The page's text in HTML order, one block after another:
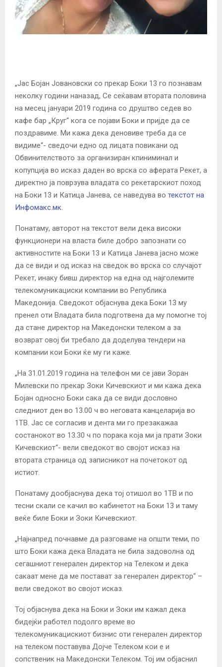
„Јас Бојан Јовановски со прекар Боки 13 го познавам
неколку години наназад, Се сеќавам втората половина
на месец јануари 2019 година со друштво седев во
кафе бар „Круг“ кога се појави Боки и пријде да се
поздравиме. Ми кажа дека деновиве треба да се
видиме“- сведочи едно од лицата повикани од
Обвинителството за организиран кпиниминал и
копупција во исказ даден во врска со аферата Рекет, а
директно ја поврзува владата со рекетарскиот поход
на Боки 13 и Катица Јанева, се наведува во текстот на
Инфомакс.мк.
Понатаму, авторот на текстот вели дека високи
функционери на власта биле добро запознати со
активностите на Боки 13 и Катица Јанева јасно може
да се види и од исказ на сведок во врска со случајот
Рекет, инаку бивш директор на една од најголемите
телекомуникациски компании во Република
Македонија. Сведокот објаснува дека Боки 13 му
пренел оти Владата била подготвена да му помогне тој
да стане директор на Македонски телеком а за
возврат овој би требало да доделува тендери на
компании кои Боки ќе му ги каже.
„На 31.01.2019 година на телефон ми се јави Зоран
Милевски по прекар Зоки Кичевскиот и ми кажа дека
Бојан односно Боки сака да се види дословно
следниот ден во 13.00 ч во неговата канцеларија во
1ТВ. Јас се согласив и дента ми го презакажаа
состанокот во 13.30 ч по порака која ми ја прати Зоки
Кичевскиот“- вели сведокот во својот исказ на
втората страница од записникот на почетокот од
истиот.
Понатаму дообјаснува дека тој отишол во 1ТВ и по
тесни скали се качил во кабинетот на Боки 13 и таму
веќе биле Боки и Зоки Кичевскиот.
„Најнапред почнавме да разговаме на општи теми, по
што Боки кажа дека Владата не била задоволна од
сегашниот генерален директор на Телеком и дека
сакаат мене да ме постават за генерален директор“ –
вели сведокот во својот исказ.
Тој објаснува дека на Боки и Зоки им кажал дека
бидејќи работел подолго време во
телекомуникацискиот бизнис оти генерален директор
на телеком поставува Дојче Телеком кои е и
сопственик на Македонски Телеком. Тој им објаснил